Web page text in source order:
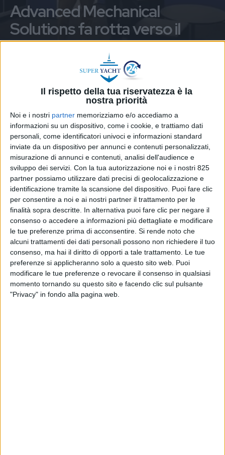
Il rispetto della tua riservatezza è la
nostra priorità
Noi e i nostri partner memorizziamo e/o accediamo a
informazioni su un dispositivo, come i cookie, e trattiamo dati
personali, come identificatori univoci e informazioni standard
inviate da un dispositivo per annunci e contenuti personalizzati,
misurazione di annunci e contenuti, analisi dell'audience e
sviluppo dei servizi. Con la tua autorizzazione noi e i nostri 825
partner possiamo utilizzare dati precisi di geolocalizzazione e
identificazione tramite la scansione del dispositivo. Puoi fare clic
per consentire a noi e ai nostri partner il trattamento per le
finalità sopra descritte. In alternativa puoi fare clic per negare il
consenso o accedere a informazioni più dettagliate e modificare
le tue preferenze prima di acconsentire. Si rende noto che
alcuni trattamenti dei dati personali possono non richiedere il tuo
consenso, ma hai il diritto di opporti a tale trattamento. Le tue
preferenze si applicheranno solo a questo sito web. Puoi
modificare le tue preferenze o revocare il consenso in qualsiasi
momento tornando su questo sito e facendo clic sul pulsante
"Privacy" in fondo alla pagina web.
Advanced Mechanical
Solutions fa rotta verso il
Nord Europa
Profitto di 67 Mln e orderbook a 1,6 miliardi per
Sanlorenzo al 30 settembre
YARDS
9 NOVEMBRE 2023